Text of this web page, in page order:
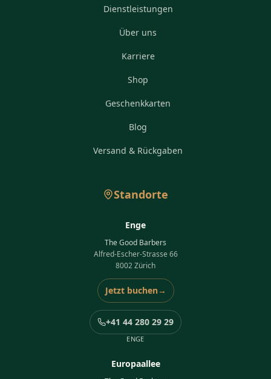
Dienstleistungen
Über uns
Karriere
Shop
Geschenkkarten
Blog
Versand & Rückgaben
Standorte
Enge
The Good Barbers
Alfred-Escher-Strasse 66
8002 Zürich
Jetzt buchen→
+41 44 280 29 29
ENGE
Europaallee